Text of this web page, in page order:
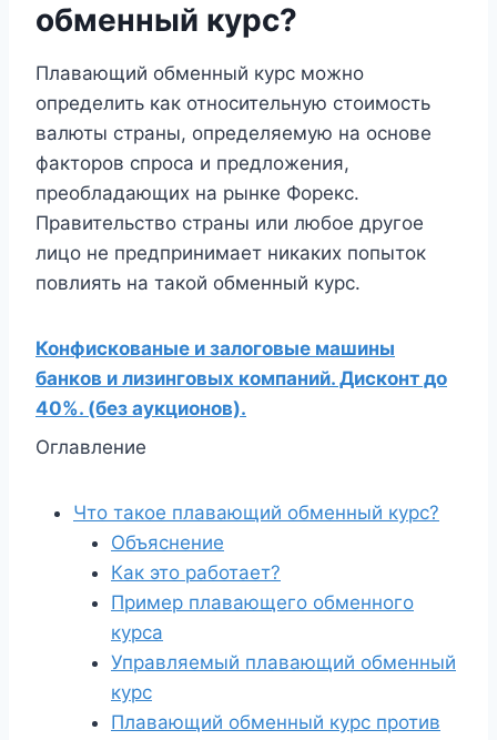
обменный курс?
Плавающий обменный курс можно
определить как относительную стоимость
валюты страны, определяемую на основе
факторов спроса и предложения,
преобладающих на рынке Форекс.
Правительство страны или любое другое
лицо не предпринимает никаких попыток
повлиять на такой обменный курс.
Конфискованые и залоговые машины
банков и лизинговых компаний. Дисконт до
40%. (без аукционов).
Оглавление
Что такое плавающий обменный курс?
Объяснение
Как это работает?
Пример плавающего обменного
курса
Управляемый плавающий обменный
курс
Плавающий обменный курс против